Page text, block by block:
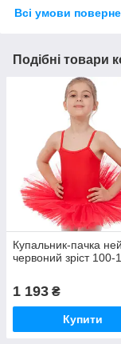
Всі умови
Подібні товари
Купальник-пачка
червоний зріст 100-
1 193 ₴
Купити